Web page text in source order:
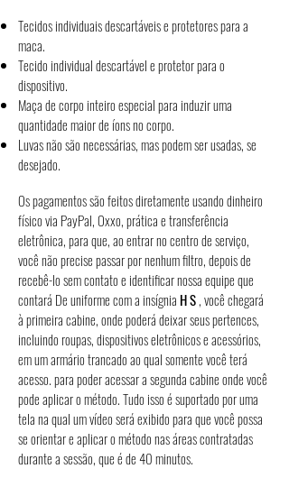
Tecidos individuais descartáveis ​​e protetores para a
maca.
Tecido individual descartável e protetor para o
dispositivo.
Maça de corpo inteiro especial para induzir uma
quantidade maior de íons no corpo.
Luvas não são necessárias, mas podem ser usadas, se
desejado.
Os pagamentos são feitos diretamente usando dinheiro
físico via PayPal, Oxxo, prática e transferência
eletrônica, para que, ao entrar no centro de serviço,
você não precise passar por nenhum filtro, depois de
recebê-lo sem contato e identificar nossa equipe que
contará De uniforme com a insígnia H S, você chegará
à primeira cabine, onde poderá deixar seus pertences,
incluindo roupas, dispositivos eletrônicos e acessórios,
em um armário trancado ao qual somente você terá
acesso. para poder acessar a segunda cabine onde você
pode aplicar o método. Tudo isso é suportado por uma
tela na qual um vídeo será exibido para que você possa
se orientar e aplicar o método nas áreas contratadas
durante a sessão, que é de 40 minutos.